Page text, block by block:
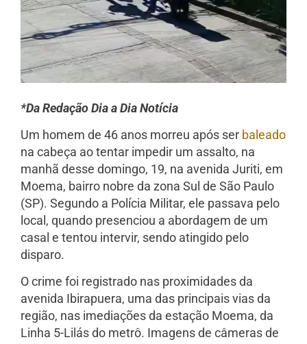
*Da Redação Dia a Dia Notícia
Um homem de 46 anos morreu após ser baleado
na cabeça ao tentar impedir um assalto, na
manhã desse domingo, 19, na avenida Juriti, em
Moema, bairro nobre da zona Sul de São Paulo
(SP). Segundo a Polícia Militar, ele passava pelo
local, quando presenciou a abordagem de um
casal e tentou intervir, sendo atingido pelo
disparo.
O crime foi registrado nas proximidades da
avenida Ibirapuera, uma das principais vias da
região, nas imediações da estação Moema, da
Linha 5-Lilás do metrô. Imagens de câmeras de